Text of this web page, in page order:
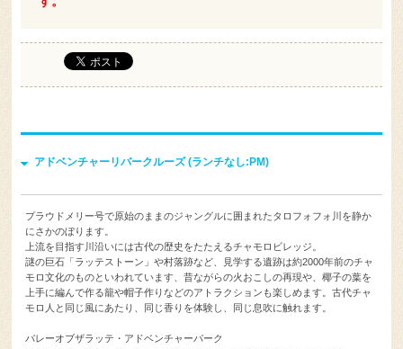
アドベンチャーリバークルーズ (ランチなし:PM)
プラウドメリー号で原始のままのジャングルに囲まれたタロフォフォ川を静か
にさかのぼります。
上流を目指す川沿いには古代の歴史をたたえるチャモロビレッジ。
謎の巨石「ラッテストーン」や村落跡など、見学する遺跡は約2000年前のチャ
モロ文化のものといわれています、昔ながらの火おこしの再現や、椰子の葉を
上手に編んで作る籠や帽子作りなどのアトラクションも楽しめます。古代チャ
モロ人と同じ風にあたり、同じ香りを体験し、同じ息吹に触れます。
バレーオブザラッテ・アドベンチャーパーク